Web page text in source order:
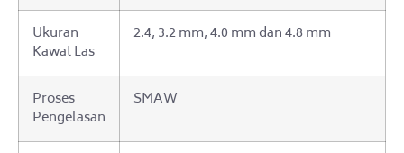
Ukuran
Kawat Las
2.4, 3.2 mm, 4.0 mm dan 4.8 mm
Proses
Pengelasan
SMAW